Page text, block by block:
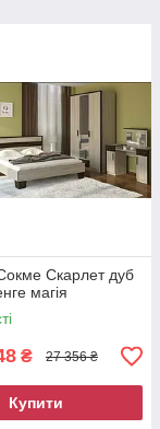
Скарлет дуб
магія
₴ 27 356 ₴
Купити